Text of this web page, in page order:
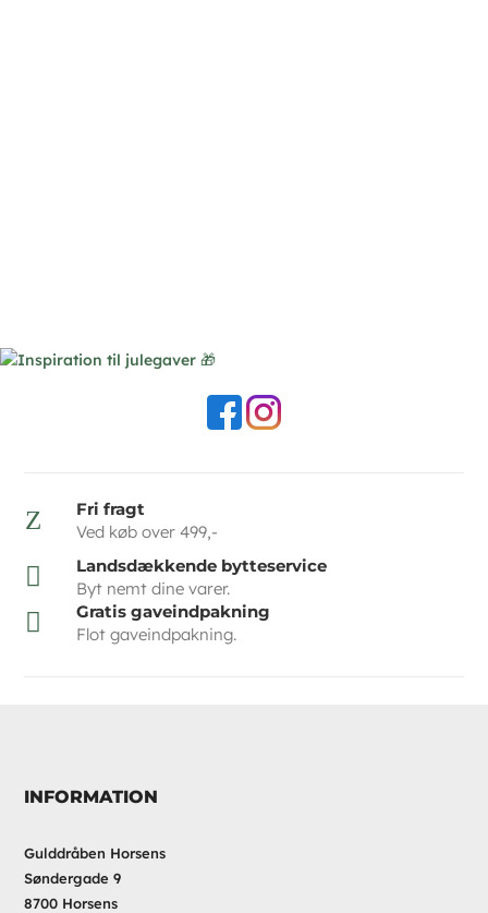
Z
Fri fragt
Ved køb over 499,-

Landsdækkende bytteservice
Byt nemt dine varer.

Gratis gaveindpakning
Flot gaveindpakning.
INFORMATION
Gulddråben Horsens
Søndergade 9
8700 Horsens